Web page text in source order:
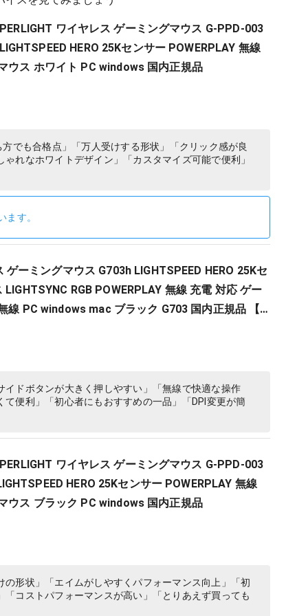
ワイヤレス ゲーミングマウス G-PPD-003
HERO 25Kセンサー POWERPLAY 無線
ウス ホワイト PC windows 国内正規品
でも合格点」「万人受けする形状」「クリック感が良
れなホワイトデザイン」「カスタマイズ可能で便利」
す。
ーミングマウス G703h LIGHTSPEED HERO 25Kセ
RGB POWERPLAY 無線 充電 対応 ゲー
線 PC windows mac ブラック G703 国内正規品 【
XIV 推奨モデル 】
イドボタンが大きく押しやすい」「無線で快適な操作
便利」「初心者にもおすすめの一品」「DPI変更が簡
ワイヤレス ゲーミングマウス G-PPD-003
HERO 25Kセンサー POWERPLAY 無線
ウス ブラック PC windows 国内正規品
の形状」「エイムがしやすくパフォーマンス向上」「初
コストパフォーマンスが高い」「とりあえず買っても